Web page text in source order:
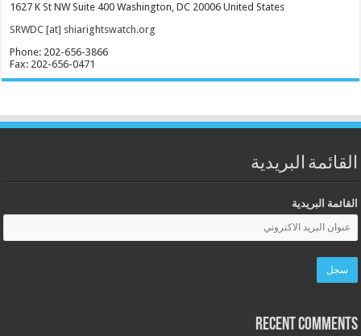
1627 K St NW Suite 400 Washington, DC 20006 United States
SRWDC [at] shiarightswatch.org
Phone: 202-656-3866
Fax: 202-656-0471
القائمة البريدية
القائمة البريدية
Recent Comments